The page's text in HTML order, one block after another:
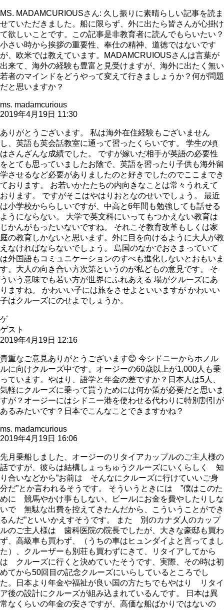
MS. MADAMCURIOUSさん: 久し振りに素晴らしい記事を読ま
せていただきました。船に限らず、外に出たら皆さんが心掛け
て欲しいことです。この記事是非教育者に読んでもらいたい？
小さい時から挨拶の重要性、奉仕の精神、道徳ではないです
が、欧米では教えています。MADAMCRUIOUSさんは言葉が
出来て、海外の経験も豊富と見受けますが、海外に出たく無い
若者のマインドをどうやって変えて行きましょうか？何が問題
だと思いますか？
ms. madamcurious
2019年4月19日 11:30
ありがとうございます。 私は海外在住経験もございません
し、英語も英会話教室に通って習ったくらいです。 学生の頃
はさんざんな成績でした。 ですが嫁いだ相手が英語の必要性
をとても思っていましたお陰で、英語を習ったり子供も海外留
学させるなど必要がありましたのと好きでしたのでここまでき
ております。 お若いかたたちの内向きなことは常々うれえて
おります。 ですがそこはやはりおとなのせいでしょう。 最近
は小学校かららしいですが、中高と6年間も勉強しても話せる
ようにならない。 大学で英文科にいってもつかえない教育は
じかんがもったいないですね。 それこそ教育改革もしくは家
庭の教育しかないと思います。外に目を向けるように大人が教
えなければならないでしょう。 島国のなかでおさまっていて
は外国語もコミュニケーションのすべも進化しないとおもいま
す。大人の向き合い方次第というのが私どもの意見です。 そ
ういう意味でも若い方が世界にふれあえる 場がクルーズにあ
りますね。 かわいい子には旅をさせよといいますが かわいい
子はクルーズにのせよでしょうか。
ゲ
ゲスト
2019年4月19日 12:16
貴重なご意見ありがとうございます😊 今シドニーからホノル
ルに向けクルーズ中です。オージーの60歳以上が1,000人も乗
っています。やはり、語学と年金の差ですか？日本人は5人、
気軽にクルーズに乗って貰うためには何か策が必要だと思いま
すが？オージーにはシドニー港を使わせる代わりに特別割引が
あるみたいです？日本でこんなことできますかね？
ms. madamcurious
2019年4月19日 16:06
先月乗船しました、オージーのリタイアカップルのご主人様の
話ですが、彼らは結構しょっちゅうクルーズにいくらしく 知
り合いなどから”お前は そんなにクルーズに行けていいご身
分だ”とか言われるそうです。 そういうときには ”僕はこのた
めに 競馬やかけ事もしない、ビールにお金を費やしたりしな
いで 無駄な出費を控えてきたんだから、こういうことができ
るんだ”といいかえすそうです。 また 別のカナダ人のカップ
ルのご主人様は 歯科医院の院長でしたが、大きな豪邸も買わ
ず、高級車も買わず、（うちの車はヒュンダイよと言ってまし
た）、クルーザーも別荘も買わずにきて、リタイアしてから
は クルーズに行くと決めていたそうです、実際、その時は初
めてから50回目の記念クルーズにいらしているところでし
た。日本より年金や福祉が良い国の方たちでもやはり リタイ
ア後の設計にクルーズが組み込まれているんです。 日本は異
常なくらいの年金の安さですが、高価な船ばかりではないの